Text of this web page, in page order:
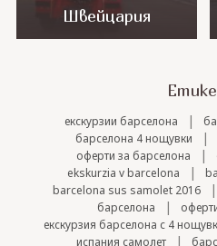
Швейцария
екскурзии барселона |
барселона 4 нощувки |
оферти за барселона |
ekskurzia v barcelona |
barcelona sus samolet 2016 |
барселона |
екскурзия барселона с 4
испания самолет |